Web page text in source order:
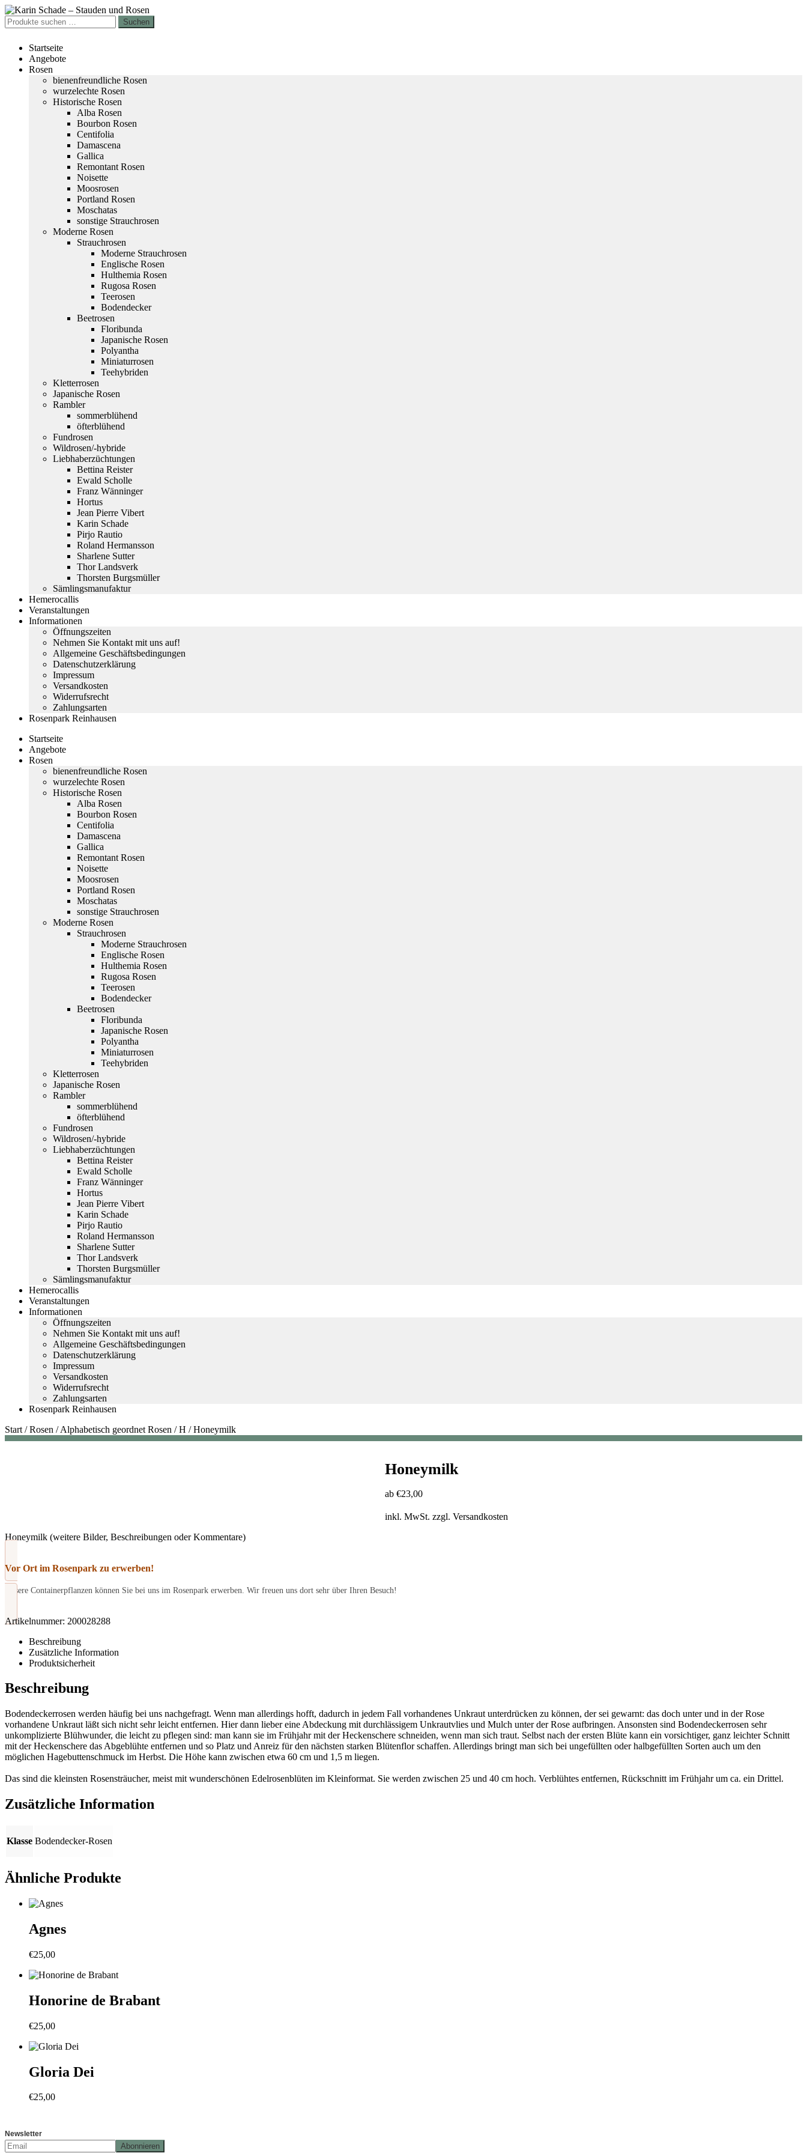
Zur
Navigation
springen
Zum
Inhalt
springen
Suchen
nach:
Suchen
Startseite
Angebote
Rosen
bienenfreundliche Rosen
wurzelechte Rosen
Historische Rosen
Alba Rosen
Bourbon Rosen
Centifolia
Damascena
Gallica
Remontant Rosen
Noisette
Moosrosen
Portland Rosen
Moschatas
sonstige Strauchrosen
Moderne Rosen
Strauchrosen
Moderne Strauchrosen
Englische Rosen
Hulthemia Rosen
Rugosa Rosen
Teerosen
Bodendecker
Beetrosen
Floribunda
Japanische Rosen
Polyantha
Miniaturrosen
Teehybriden
Kletterrosen
Japanische Rosen
Rambler
sommerblühend
öfterblühend
Fundrosen
Wildrosen/-hybride
Liebhaberzüchtungen
Bettina Reister
Ewald Scholle
Franz Wänninger
Hortus
Jean Pierre Vibert
Karin Schade
Pirjo Rautio
Roland Hermansson
Sharlene Sutter
Thor Landsverk
Thorsten Burgsmüller
Sämlingsmanufaktur
Hemerocallis
Veranstaltungen
Informationen
Öffnungszeiten
Nehmen Sie Kontakt mit uns auf!
Allgemeine Geschäftsbedingungen
Datenschutzerklärung
Impressum
Versandkosten
Widerrufsrecht
Zahlungsarten
Rosenpark Reinhausen
Startseite
Angebote
Rosen
bienenfreundliche Rosen
wurzelechte Rosen
Historische Rosen
Alba Rosen
Bourbon Rosen
Centifolia
Damascena
Gallica
Remontant Rosen
Noisette
Moosrosen
Portland Rosen
Moschatas
sonstige Strauchrosen
Moderne Rosen
Strauchrosen
Moderne Strauchrosen
Englische Rosen
Hulthemia Rosen
Rugosa Rosen
Teerosen
Bodendecker
Beetrosen
Floribunda
Japanische Rosen
Polyantha
Miniaturrosen
Teehybriden
Kletterrosen
Japanische Rosen
Rambler
sommerblühend
öfterblühend
Fundrosen
Wildrosen/-hybride
Liebhaberzüchtungen
Bettina Reister
Ewald Scholle
Franz Wänninger
Hortus
Jean Pierre Vibert
Karin Schade
Pirjo Rautio
Roland Hermansson
Sharlene Sutter
Thor Landsverk
Thorsten Burgsmüller
Sämlingsmanufaktur
Hemerocallis
Veranstaltungen
Informationen
Öffnungszeiten
Nehmen Sie Kontakt mit uns auf!
Allgemeine Geschäftsbedingungen
Datenschutzerklärung
Impressum
Versandkosten
Widerrufsrecht
Zahlungsarten
Rosenpark Reinhausen
Start /Rosen /Alphabetisch geordnet Rosen /H /Honeymilk
Honeymilk
ab€23,00
inkl. MwSt. zzgl.Versandkosten
Honeymilk (weitere Bilder, Beschreibungen oder Kommentare)
Vor Ort im Rosenpark zu erwerben!
Unsere Containerpflanzen können Sie bei uns im Rosenpark erwerben. Wir freuen uns dort sehr über Ihren Besuch!
Artikelnummer: 200028288
Beschreibung
Zusätzliche Information
Produktsicherheit
Beschreibung
Bodendeckerrosen werden häufig bei uns nachgefragt. Wenn man allerdings hofft, dadurch in jedem Fall vorhandenes Unkraut unterdrücken zu können, der sei gewarnt: das doch unter und in der Rose
vorhandene Unkraut läßt sich nicht sehr leicht entfernen. Hier dann lieber eine Abdeckung mit durchlässigem Unkrautvlies und Mulch unter der Rose aufbringen. Ansonsten sind Bodendeckerrosen sehr
unkomplizierte Blühwunder, die leicht zu pflegen sind: man kann sie im Frühjahr mit der Heckenschere schneiden, wenn man sich traut. Selbst nach der ersten Blüte kann ein vorsichtiger, ganz leichter Schnitt
mit der Heckenschere das Abgeblühte entfernen und so Platz und Anreiz für den nächsten starken Blütenflor schaffen. Allerdings bringt man sich bei ungefüllten oder halbgefüllten Sorten auch um den
möglichen Hagebuttenschmuck im Herbst. Die Höhe kann zwischen etwa 60 cm und 1,5 m liegen.
Das sind die kleinsten Rosensträucher, meist mit wunderschönen Edelrosenblüten im Kleinformat. Sie werden zwischen 25 und 40 cm hoch. Verblühtes entfernen, Rückschnitt im Frühjahr um ca. ein Drittel.
Zusätzliche Information
Klasse Bodendecker-Rosen
Ähnliche Produkte
Agnes
€25,00
Honorine de Brabant
€25,00
Gloria Dei
€25,00
Newsletter